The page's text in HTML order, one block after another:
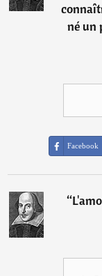
né un
Facebook
“